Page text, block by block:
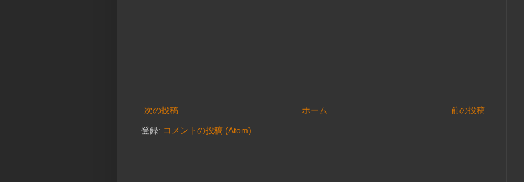
次の投稿 前の投稿
ホーム
登録: コメントの投稿 (Atom)